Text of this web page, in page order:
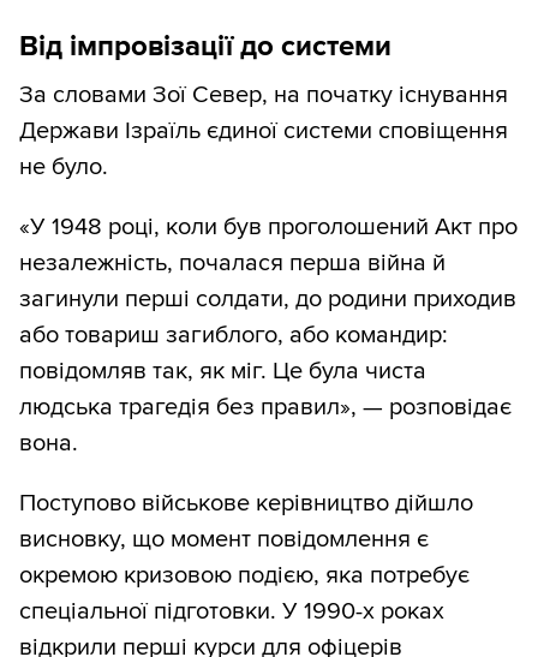
Від імпровізації до системи
За словами Зої Север, на початку існування
Держави Ізраїль єдиної системи сповіщення
не було.
«У 1948 році, коли був проголошений Акт про
незалежність, почалася перша війна й
загинули перші солдати, до родини приходив
або товариш загиблого, або командир:
повідомляв так, як міг. Це була чиста
людська трагедія без правил», — розповідає
вона.
Поступово військове керівництво дійшло
висновку, що момент повідомлення є
окремою кризовою подією, яка потребує
спеціальної підготовки. У 1990-х роках
відкрили перші курси для офіцерів